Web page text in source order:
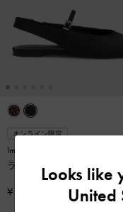
オンライン限定
Imani イマーニ スリングバッ
ラット
ブラックテクスチャ
¥ 8,900
Looks like
United